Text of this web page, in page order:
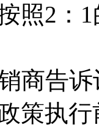
照2：
商告诉
策执